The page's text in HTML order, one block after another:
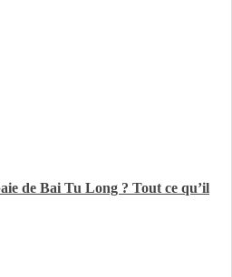
de Bai Tu Long ? Tout ce qu’il